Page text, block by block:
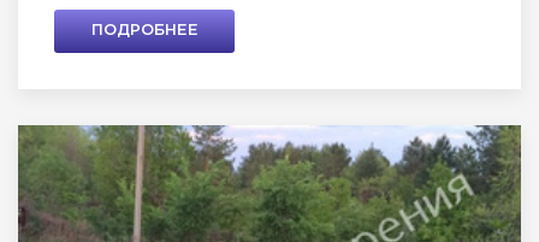
ПОДРОБНЕЕ